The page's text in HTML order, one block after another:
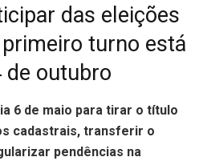
das eleições
turno está
de outubro
6 de maio para tirar o título
cadastrais, transferir o
pendências na